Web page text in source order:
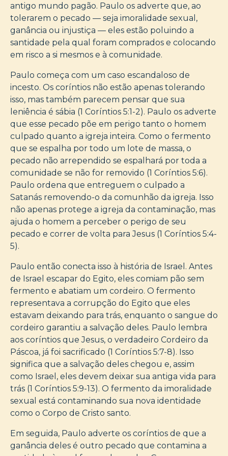
antigo mundo pagão. Paulo os adverte que, ao
tolerarem o pecado — seja imoralidade sexual,
ganância ou injustiça — eles estão poluindo a
santidade pela qual foram comprados e colocando
em risco a si mesmos e à comunidade.
Paulo começa com um caso escandaloso de
incesto. Os coríntios não estão apenas tolerando
isso, mas também parecem pensar que sua
leniência é sábia (1 Coríntios 5:1-2). Paulo os adverte
que esse pecado põe em perigo tanto o homem
culpado quanto a igreja inteira. Como o fermento
que se espalha por todo um lote de massa, o
pecado não arrependido se espalhará por toda a
comunidade se não for removido (1 Coríntios 5:6).
Paulo ordena que entreguem o culpado a
Satanás removendo-o da comunhão da igreja. Isso
não apenas protege a igreja da contaminação, mas
ajuda o homem a perceber o perigo de seu
pecado e correr de volta para Jesus (1 Coríntios 5:4-
5).
Paulo então conecta isso à história de Israel. Antes
de Israel escapar do Egito, eles comiam pão sem
fermento e abatiam um cordeiro. O fermento
representava a corrupção do Egito que eles
estavam deixando para trás, enquanto o sangue do
cordeiro garantiu a salvação deles. Paulo lembra
aos coríntios que Jesus, o verdadeiro Cordeiro da
Páscoa, já foi sacrificado (1 Coríntios 5:7-8). Isso
significa que a salvação deles chegou e, assim
como Israel, eles devem deixar sua antiga vida para
trás (1 Coríntios 5:9-13). O fermento da imoralidade
sexual está contaminando sua nova identidade
como o Corpo de Cristo santo.
Em seguida, Paulo adverte os coríntios de que a
ganância deles é outro pecado que contamina a